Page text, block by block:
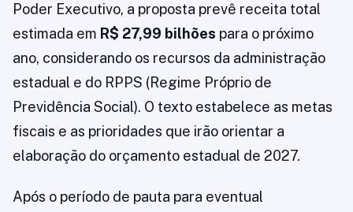
Poder Executivo, a proposta prevê receita total
estimada em R$ 27,99 bilhões para o próximo
ano, considerando os recursos da administração
estadual e do RPPS (Regime Próprio de
Previdência Social). O texto estabelece as metas
fiscais e as prioridades que irão orientar a
elaboração do orçamento estadual de 2027.
Após o período de pauta para eventual